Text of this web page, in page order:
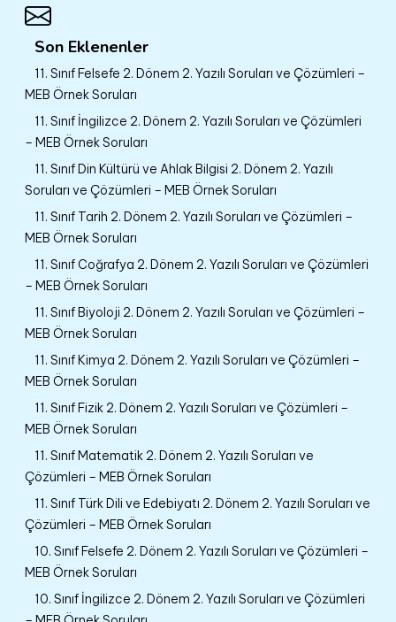
Son Eklenenler
11. Sınıf Felsefe 2. Dönem 2. Yazılı Soruları ve Çözümleri –
MEB Örnek Soruları
11. Sınıf İngilizce 2. Dönem 2. Yazılı Soruları ve Çözümleri
– MEB Örnek Soruları
11. Sınıf Din Kültürü ve Ahlak Bilgisi 2. Dönem 2. Yazılı
Soruları ve Çözümleri – MEB Örnek Soruları
11. Sınıf Tarih 2. Dönem 2. Yazılı Soruları ve Çözümleri –
MEB Örnek Soruları
11. Sınıf Coğrafya 2. Dönem 2. Yazılı Soruları ve Çözümleri
– MEB Örnek Soruları
11. Sınıf Biyoloji 2. Dönem 2. Yazılı Soruları ve Çözümleri –
MEB Örnek Soruları
11. Sınıf Kimya 2. Dönem 2. Yazılı Soruları ve Çözümleri –
MEB Örnek Soruları
11. Sınıf Fizik 2. Dönem 2. Yazılı Soruları ve Çözümleri –
MEB Örnek Soruları
11. Sınıf Matematik 2. Dönem 2. Yazılı Soruları ve
Çözümleri – MEB Örnek Soruları
11. Sınıf Türk Dili ve Edebiyatı 2. Dönem 2. Yazılı Soruları ve
Çözümleri – MEB Örnek Soruları
10. Sınıf Felsefe 2. Dönem 2. Yazılı Soruları ve Çözümleri –
MEB Örnek Soruları
10. Sınıf İngilizce 2. Dönem 2. Yazılı Soruları ve Çözümleri